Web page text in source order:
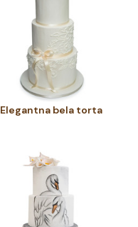
Elegantna bela torta